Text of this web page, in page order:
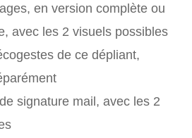
en version complète ou
avec les 2 visuels possibles
de ce dépliant,
signature mail, avec les 2